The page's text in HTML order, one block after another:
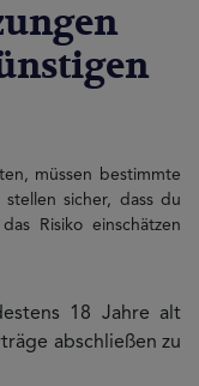
müssen bestimmte
sicher, dass du
Risiko einschätzen
18 Jahre alt
abschließen zu